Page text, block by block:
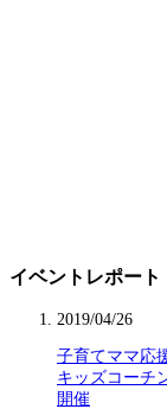
イベントレポート
2019/04/26
子育てママ応
キッズコーチ
開催